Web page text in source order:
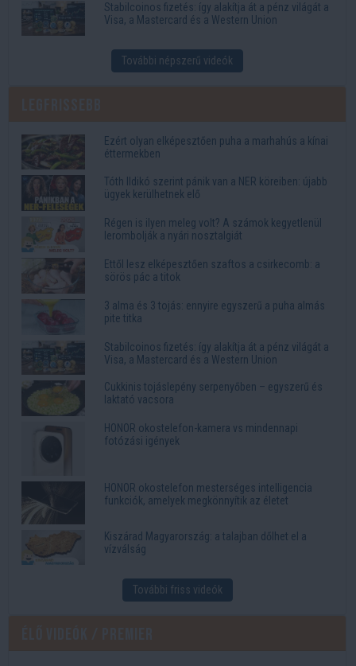
Stabilcoinos fizetés: így alakítja át a pénz világát a
Visa, a Mastercard és a Western Union
További népszerű videók
Ezért olyan elképesztően puha a marhahús a kínai
éttermekben
Tóth Ildikó szerint pánik van a NER köreiben: újabb
ügyek kerülhetnek elő
Régen is ilyen meleg volt? A számok kegyetlenül
lerombolják a nyári nosztalgiát
Ettől lesz elképesztően szaftos a csirkecomb: a
sörös pác a titok
3 alma és 3 tojás: ennyire egyszerű a puha almás
pite titka
Stabilcoinos fizetés: így alakítja át a pénz világát a
Visa, a Mastercard és a Western Union
Cukkinis tojáslepény serpenyőben – egyszerű és
laktató vacsora
HONOR okostelefon-kamera vs mindennapi
fotózási igények
HONOR okostelefon mesterséges intelligencia
funkciók, amelyek megkönnyítik az életet
Kiszárad Magyarország: a talajban dőlhet el a
vízválság
További friss videók